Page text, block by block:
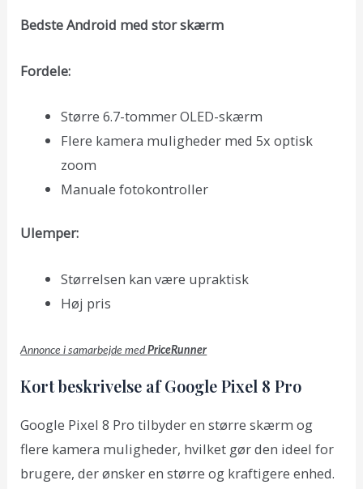
Bedste Android med stor skærm
Fordele:
Større 6.7-tommer OLED-skærm
Flere kamera muligheder med 5x optisk
zoom
Manuale fotokontroller
Ulemper:
Størrelsen kan være upraktisk
Høj pris
Annonce i samarbejde medPriceRunner
Kort beskrivelse af Google Pixel 8 Pro
Google Pixel 8 Pro tilbyder en større skærm og
flere kamera muligheder, hvilket gør den ideel for
brugere, der ønsker en større og kraftigere enhed.